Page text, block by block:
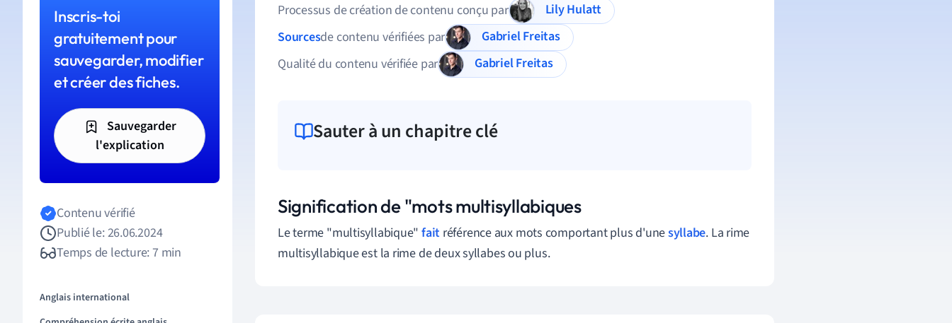
Inscris-toi
gratuitement pour
sauvegarder, modifier
et créer des fiches.
Sauvegarder
l'explication
Contenu vérifié
Publié le: 26.06.2024
Temps de lecture: 7 min
Anglais international
Processus de création de contenu conçu par
Lily Hulatt
Sourcesde contenu vérifiées par
Gabriel Freitas
Qualité du contenu vérifiée par
Gabriel Freitas
Sauter à un chapitre clé
Signification de "mots multisyllabiques
Le terme "multisyllabique"fait référence aux mots comportant plus d'unesyllabe. La rime
multisyllabique est la rime de deux syllabes ou plus.